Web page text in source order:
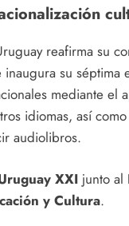
reafirma su
inaugura su séptima
mediante el
idiomas, así
audiolibros.
XXI junto al
y Cultura.